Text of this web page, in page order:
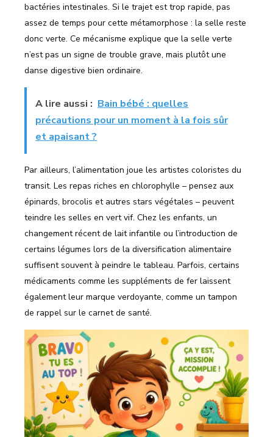
bactéries intestinales. Si le trajet est trop rapide, pas
assez de temps pour cette métamorphose : la selle reste
donc verte. Ce mécanisme explique que la selle verte
n’est pas un signe de trouble grave, mais plutôt une
danse digestive bien ordinaire.
A lire aussi : Bain bébé : quelles
précautions pour un moment à la fois sûr
et apaisant ?
Par ailleurs, l’alimentation joue les artistes coloristes du
transit. Les repas riches en chlorophylle – pensez aux
épinards, brocolis et autres stars végétales – peuvent
teindre les selles en vert vif. Chez les enfants, un
changement récent de lait infantile ou l’introduction de
certains légumes lors de la diversification alimentaire
suffisent souvent à peindre le tableau. Parfois, certains
médicaments comme les suppléments de fer laissent
également leur marque verdoyante, comme un tampon
de rappel sur le carnet de santé.